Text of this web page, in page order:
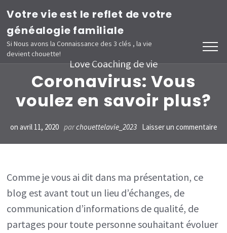
Aller
contenu
(Pressez
Votre vie est le reflet de votre
généalogie familiale
Si Nous avons la Connaissance des 3 clés , la vie
devient chouette!
Love Coaching de vie
Coronavirus: Vous
voulez en savoir plus?
on avril 11, 2020 parchouettelavie_2023 Laisser un commentairesur
Comme je vous ai dit dans ma présentation, ce
blog est avant tout un lieu d’échanges, de
communication d’informations de qualité, de
partages pour toute personne souhaitant évoluer